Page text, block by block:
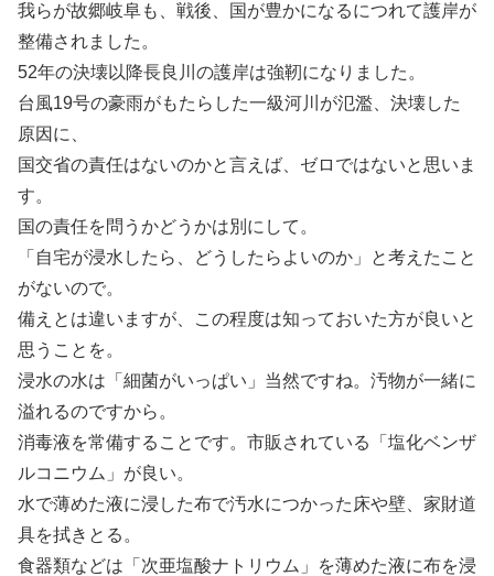
我らが故郷岐阜も、戦後、国が豊かになるにつれて護岸が
整備されました。
52年の決壊以降長良川の護岸は強靭になりました。
台風19号の豪雨がもたらした一級河川が氾濫、決壊した
原因に、
国交省の責任はないのかと言えば、ゼロではないと思いま
す。
国の責任を問うかどうかは別にして。
「自宅が浸水したら、どうしたらよいのか」と考えたこと
がないので。
備えとは違いますが、この程度は知っておいた方が良いと
思うことを。
浸水の水は「細菌がいっぱい」当然ですね。汚物が一緒に
溢れるのですから。
消毒液を常備することです。市販されている「塩化ベンザ
ルコニウム」が良い。
水で薄めた液に浸した布で汚水につかった床や壁、家財道
具を拭きとる。
食器類などは「次亜塩酸ナトリウム」を薄めた液に布を浸